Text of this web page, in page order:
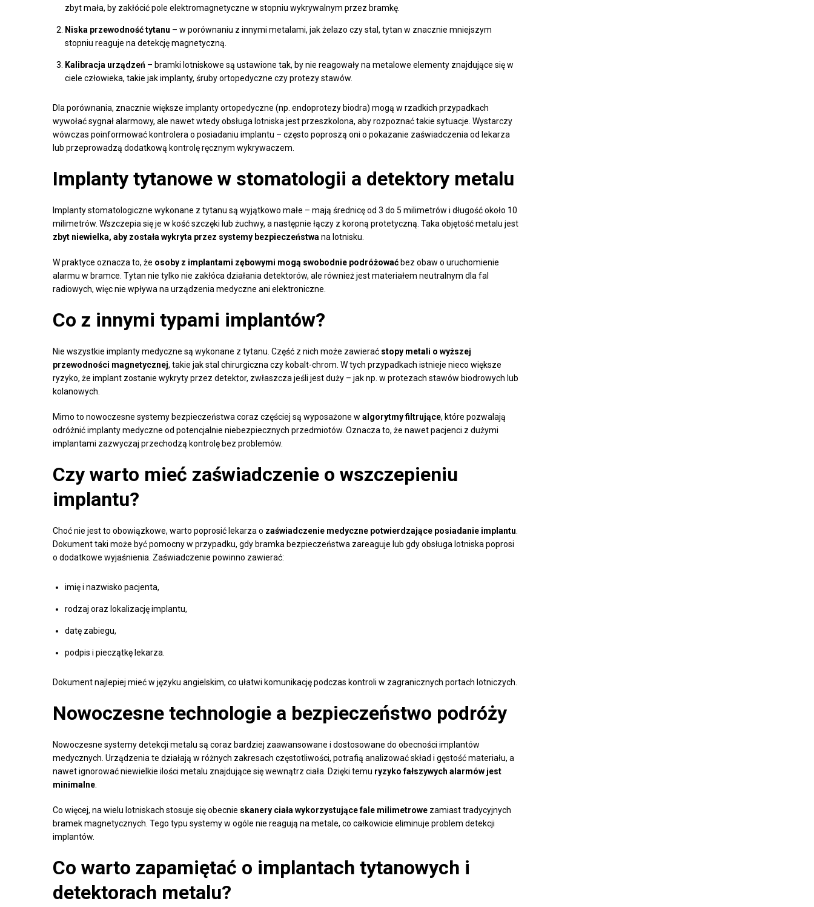
zbyt mała, by zakłócić pole elektromagnetyczne w stopniu wykrywalnym przez bramkę.
Niska przewodność tytanu – w porównaniu z innymi metalami, jak żelazo czy stal, tytan w znacznie mniejszym
stopniu reaguje na detekcję magnetyczną.
Kalibracja urządzeń – bramki lotniskowe są ustawione tak, by nie reagowały na metalowe elementy znajdujące się w
ciele człowieka, takie jak implanty, śruby ortopedyczne czy protezy stawów.
Dla porównania, znacznie większe implanty ortopedyczne (np. endoprotezy biodra) mogą w rzadkich przypadkach
wywołać sygnał alarmowy, ale nawet wtedy obsługa lotniska jest przeszkolona, aby rozpoznać takie sytuacje. Wystarczy
wówczas poinformować kontrolera o posiadaniu implantu – często poproszą oni o pokazanie zaświadczenia od lekarza
lub przeprowadzą dodatkową kontrolę ręcznym wykrywaczem.
Implanty tytanowe w stomatologii a detektory metalu
Implanty stomatologiczne wykonane z tytanu są wyjątkowo małe – mają średnicę od 3 do 5 milimetrów i długość około 10
milimetrów. Wszczepia się je w kość szczęki lub żuchwy, a następnie łączy z koroną protetyczną. Taka objętość metalu jest
zbyt niewielka, aby została wykryta przez systemy bezpieczeństwa na lotnisku.
W praktyce oznacza to, że osoby z implantami zębowymi mogą swobodnie podróżowaćbez obaw o uruchomienie
alarmu w bramce. Tytan nie tylko nie zakłóca działania detektorów, ale również jest materiałem neutralnym dla fal
radiowych, więc nie wpływa na urządzenia medyczne ani elektroniczne.
Co z innymi typami implantów?
Nie wszystkie implanty medyczne są wykonane z tytanu. Część z nich może zawierać stopy metali o wyższej
przewodności magnetycznej, takie jak stal chirurgiczna czy kobalt-chrom. W tych przypadkach istnieje nieco większe
ryzyko, że implant zostanie wykryty przez detektor, zwłaszcza jeśli jest duży – jak np. w protezach stawów biodrowych lub
kolanowych.
Mimo to nowoczesne systemy bezpieczeństwa coraz częściej są wyposażone w algorytmy filtrujące, które pozwalają
odróżnić implanty medyczne od potencjalnie niebezpiecznych przedmiotów. Oznacza to, że nawet pacjenci z dużymi
implantami zazwyczaj przechodzą kontrolę bez problemów.
Czy warto mieć zaświadczenie o wszczepieniu
implantu?
Choć nie jest to obowiązkowe, warto poprosić lekarza o zaświadczenie medyczne potwierdzające posiadanie implantu
Dokument taki może być pomocny w przypadku, gdy bramka bezpieczeństwa zareaguje lub gdy obsługa lotniska poprosi
o dodatkowe wyjaśnienia. Zaświadczenie powinno zawierać:
imię i nazwisko pacjenta,
rodzaj oraz lokalizację implantu,
datę zabiegu,
podpis i pieczątkę lekarza.
Dokument najlepiej mieć w języku angielskim, co ułatwi komunikację podczas kontroli w zagranicznych portach lotniczych.
Nowoczesne technologie a bezpieczeństwo podróży
Nowoczesne systemy detekcji metalu są coraz bardziej zaawansowane i dostosowane do obecności implantów
medycznych. Urządzenia te działają w różnych zakresach częstotliwości, potrafią analizować skład i gęstość materiału, a
nawet ignorować niewielkie ilości metalu znajdujące się wewnątrz ciała. Dzięki temu ryzyko fałszywych alarmów jest
minimalne
Co więcej, na wielu lotniskach stosuje się obecnie skanery ciała wykorzystujące fale milimetrowe zamiast tradycyjnych
bramek magnetycznych. Tego typu systemy w ogóle nie reagują na metale, co całkowicie eliminuje problem detekcji
implantów.
Co warto zapamiętać o implantach tytanowych i
detektorach metalu?